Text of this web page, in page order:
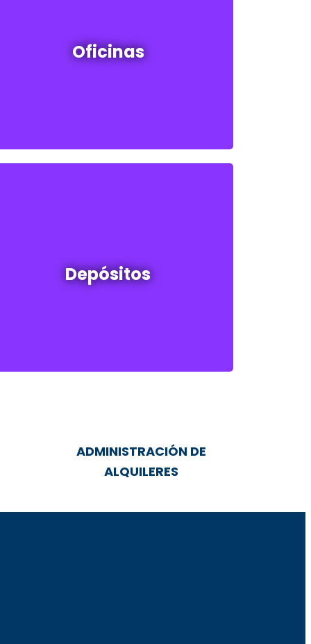
Oficinas
Depósitos
ADMINISTRACIÓN DE
ALQUILERES